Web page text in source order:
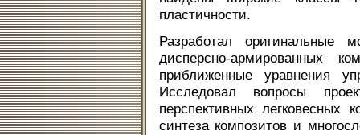
пластичности.
Разработал оригинальные
дисперсно-армированных
приближенные уравнения
Исследовал вопросы
перспективных легковесных
синтеза композитов и